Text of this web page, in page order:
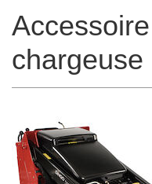
chargeuse